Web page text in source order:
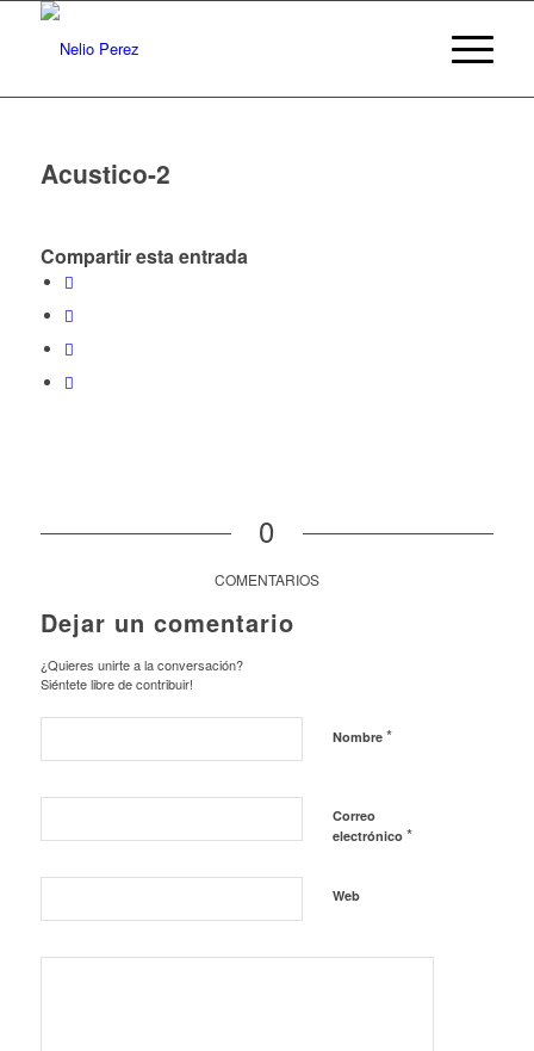
Acustico-2
Compartir esta entrada
0
COMENTARIOS
Dejar un comentario
¿Quieres unirte a la conversación?
Siéntete libre de contribuir!
Nombre *
Correo
electrónico *
Web